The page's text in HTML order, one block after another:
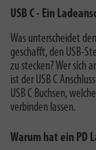
USB C - Ein
Was unterscheidet
geschafft, den USB-
zu stecken? Wer sich
ist der USB C
USB C Buchsen,
verbinden lassen.
Warum hat ein PD